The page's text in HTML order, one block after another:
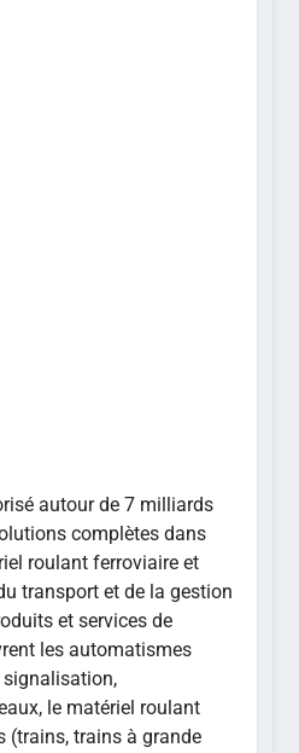
autour de 7 milliards
complètes dans
roulant ferroviaire et
transport et de la gestion
et services de
les automatismes
signalisation,
le matériel roulant
(trains, trains à grande